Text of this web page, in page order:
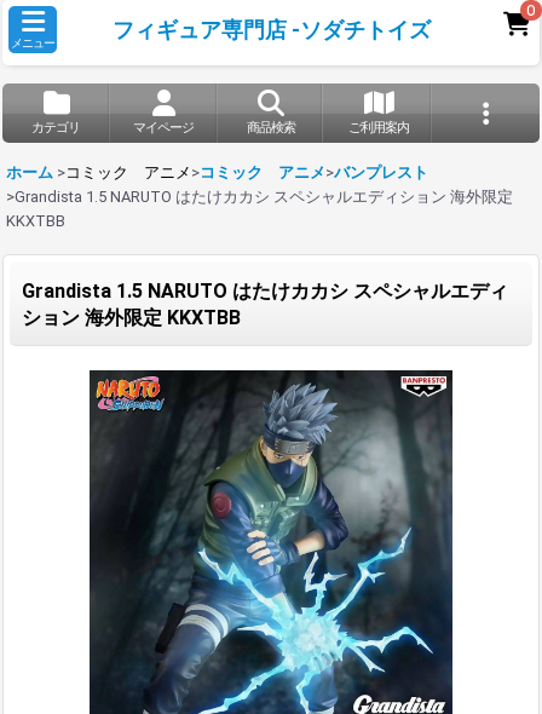
メニュー
フィギュア専門店 -ソダチトイズ
0
カテゴリ マイページ 商品検索 ご利用案内
ホーム >コミック アニメ >コミック アニメ >バンプレスト
>Grandista 1.5 NARUTO はたけカカシ スペシャルエディション 海外限定
KKXTBB
Grandista 1.5 NARUTO はたけカカシ スペシャルエディ
ション 海外限定 KKXTBB